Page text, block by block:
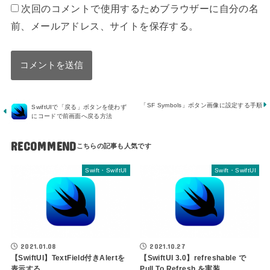
次回のコメントで使用するためブラウザーに自分の名
前、メールアドレス、サイトを保存する。
SwiftUIで「戻る」ボタンを使わず
にコードで前画面へ戻る方法
「SF Symbols」ボタン画像に設定する手順
RECOMMEND
Swift・SwiftUI
2021.01.08
【SwiftUI】TextField付きAlertを
Swift・SwiftUI
2021.10.27
【SwiftUI 3.0】refreshable で